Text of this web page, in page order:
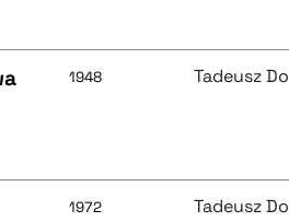
1948 Tadeusz
1972 Tadeusz